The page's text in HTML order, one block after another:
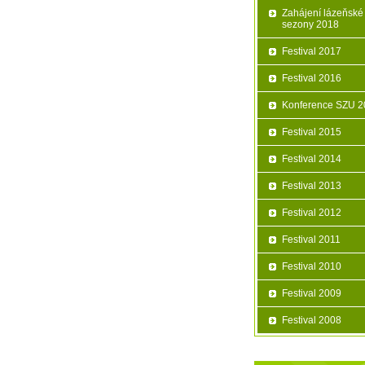
Zahájení lázeňské
sezony 2018
Festival 2017
Festival 2016
Konference SZU
Festival 2015
Festival 2014
Festival 2013
Festival 2012
Festival 2011
Festival 2010
Festival 2009
Festival 2008